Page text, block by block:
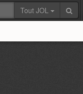
Tout JOL